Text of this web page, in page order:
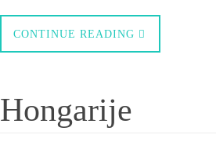
CONTINUE READING
Hongarije